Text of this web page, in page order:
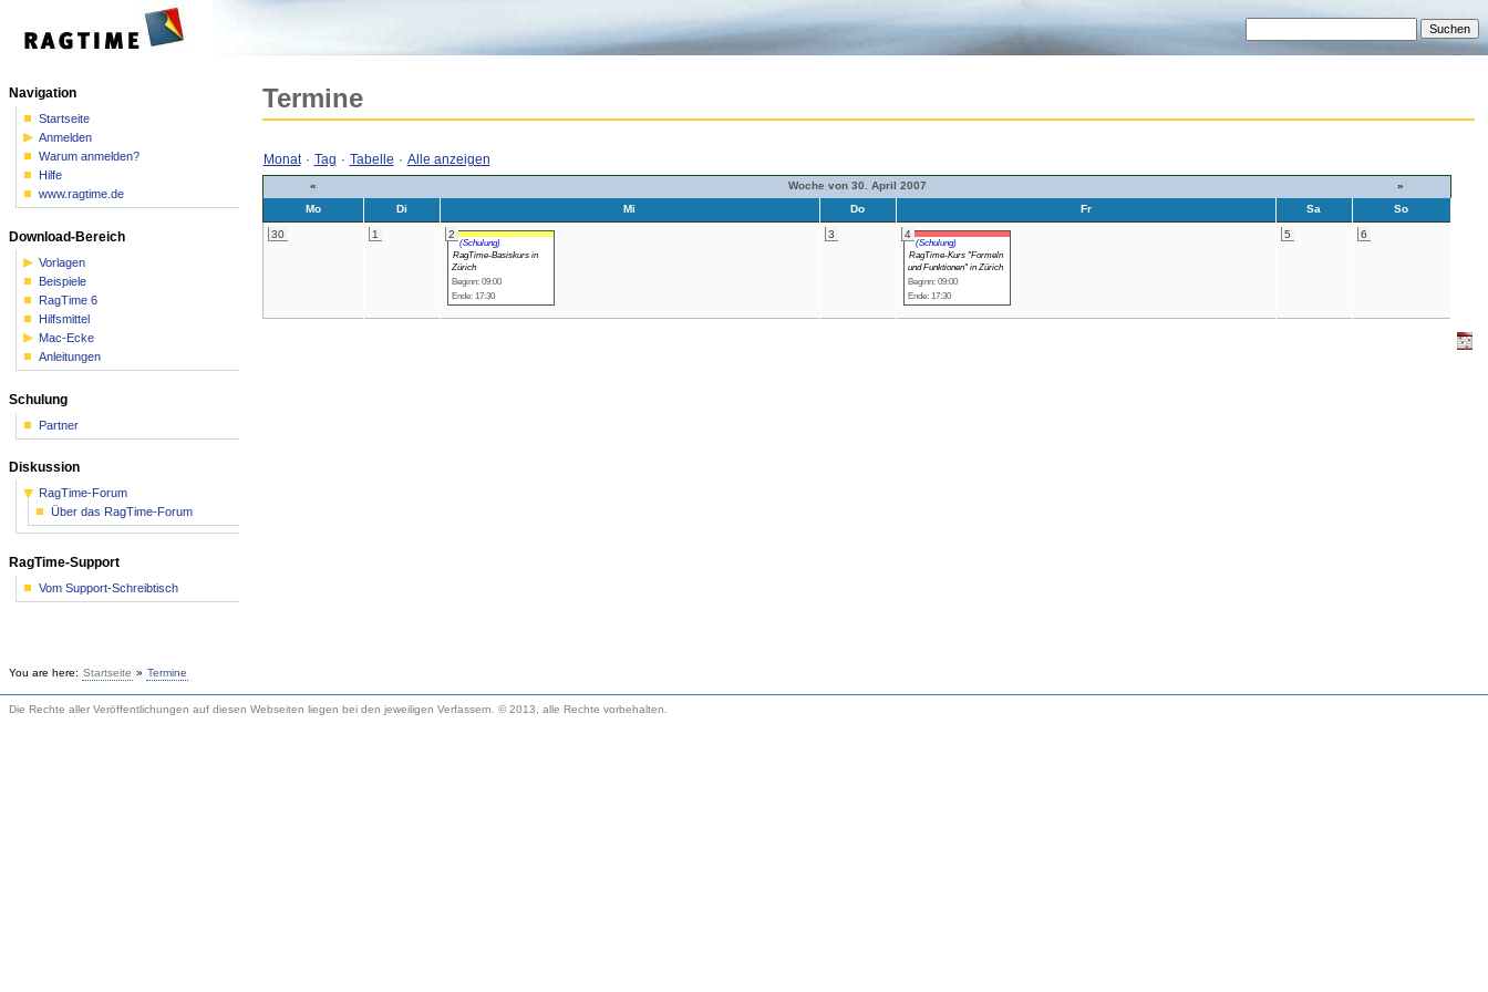
Termine
Monat· Tag · Tabelle · Alle anzeigen
« Woche von 30. April 2007
»
Mo
Di Mi Do Fr Sa So
30 1 2
(Schulung)
RagTime-Basiskurs in
Zürich
Beginn: 09:00
Ende: 17:30
3 4
(Schulung)
RagTime-Kurs "Formeln
und Funktionen" in Zürich
Beginn: 09:00
Ende: 17:30
5 6
Navigation
Startseite
Anmelden
Warum anmelden?
Hilfe
www.ragtime.de
Download-Bereich
Vorlagen
Beispiele
RagTime 6
Hilfsmittel
Mac-Ecke
Anleitungen
Schulung
Partner
Diskussion
RagTime-Forum
Über das RagTime-Forum
RagTime-Support
Vom Support-Schreibtisch
You are here: Startseite » Termine
Die Rechte aller Veröffentlichungen auf diesen Webseiten liegen bei den jeweiligen Verfassern. © 2013, alle Rechte vorbehalten.